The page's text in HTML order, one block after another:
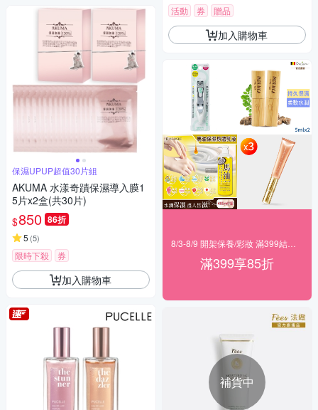
保濕UPUP超值30片組
AKUMA 水漾奇蹟保濕導入膜1
5片x2盒(共30片)
$850 86折
5 (5)
限時下殺 券
加入購物車
活動 券 贈品
加入購物車
滿399享85折
補貨中